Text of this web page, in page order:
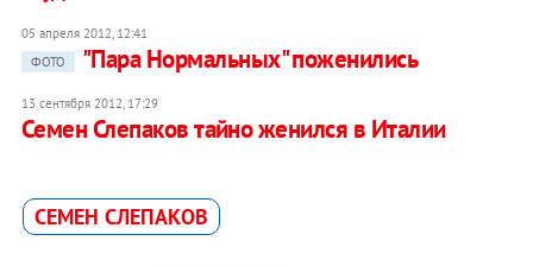
05 апреля 2012, 12:41
ФОТО
"Пара Нормальных" поженились
13 сентября 2012, 17:29
Семен Слепаков тайно женился в Италии
СЕМЕН СЛЕПАКОВ